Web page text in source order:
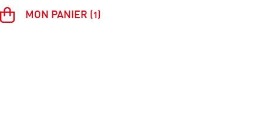
MON PANIER (1)